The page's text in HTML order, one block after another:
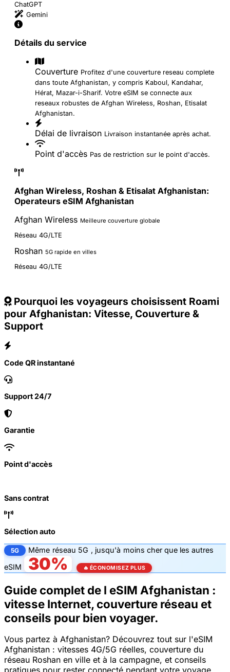
ChatGPT
Gemini
Détails du service
Couverture Profitez d'une couverture reseau complete
dans toute Afghanistan, y compris Kaboul, Kandahar,
Hérat, Mazar-i-Sharif. Votre eSIM se connecte aux
reseaux robustes de Afghan Wireless, Roshan, Etisalat
Afghanistan.
Délai de livraison Livraison instantanée après achat.
Point d'accès Pas de restriction sur le point d'accès.
Afghan Wireless, Roshan & Etisalat Afghanistan:
Operateurs eSIM Afghanistan
Afghan Wireless Meilleure couverture globale
Réseau 4G/LTE
Roshan 5G rapide en villes
Réseau 4G/LTE
Pourquoi les voyageurs choisissent Roami
pour Afghanistan: Vitesse, Couverture &
Support
Code QR instantané
Support 24/7
Garantie
Point d'accès
Sans contrat
Sélection auto
5G Même réseau 5G , jusqu'à moins cher que les autres
eSIM
30% 🔥 ÉCONOMISEZ PLUS
Guide complet de l eSIM Afghanistan :
vitesse Internet, couverture réseau et
conseils pour bien voyager.
Vous partez à Afghanistan? Découvrez tout sur l'eSIM
Afghanistan : vitesses 4G/5G réelles, couverture du
réseau Roshan en ville et à la campagne, et conseils